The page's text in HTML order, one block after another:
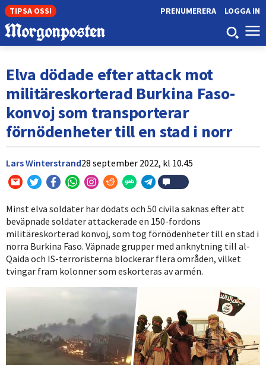
TIPSA OSS! LOGGA IN
PRENUMERERA
Elva dödade efter attack mot
militäreskorterad Burkina Faso-
konvoj som transporterar
förnödenheter till en stad i norr
Lars Winterstrand28 september 2022, kl 10.45
Minst elva soldater har dödats och 50 civila saknas efter att
beväpnade soldater attackerade en 150-fordons
militäreskorterad konvoj, som tog förnödenheter till en stad i
norra Burkina Faso. Väpnade grupper med anknytning till al-
Qaida och IS-terroristerna blockerar flera områden, vilket
tvingar fram kolonner som eskorteras av armén.